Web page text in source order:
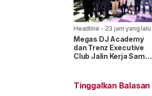
Headline - 23 jam yang lalu
Megas DJ Academy
dan Trenz Executive
Club Jalin Kerja Sama,
Tinggalkan Balasan